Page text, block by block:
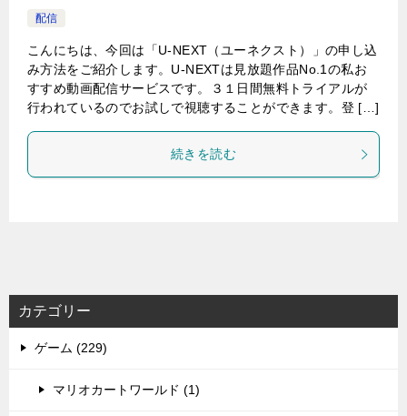
配信
こんにちは、今回は「U-NEXT（ユーネクスト）」の申し込
み方法をご紹介します。U-NEXTは見放題作品No.1の私お
すすめ動画配信サービスです。３１日間無料トライアルが
行われているのでお試しで視聴することができます。登 […]
続きを読む
カテゴリー
ゲーム (229)
マリオカートワールド (1)